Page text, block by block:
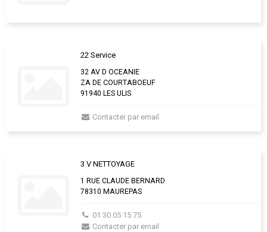
22 Service
32 AV D OCEANIE
ZA DE COURTABOEUF
91940 LES ULIS
Contacter par email
3 V NETTOYAGE
1 RUE CLAUDE BERNARD
78310 MAUREPAS
01 30 05 15 75
Contacter par email